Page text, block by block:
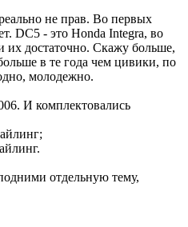
не прав. Во первых
DC5 - это Honda Integra, во
их достаточно. Скажу больше,
в те года чем цивики, по
молодежно.
И комплектовались
отдельную тему,